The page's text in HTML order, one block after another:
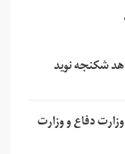
شکنجه نوید
دفاع و وزارت